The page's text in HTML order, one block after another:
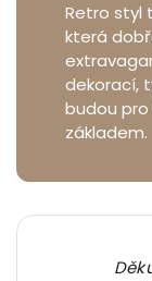
Retro styl
která
dekorací,
budou
základem.